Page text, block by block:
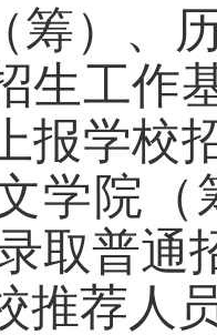
筹）、
生工作
报学校
学院（
取普
推荐人